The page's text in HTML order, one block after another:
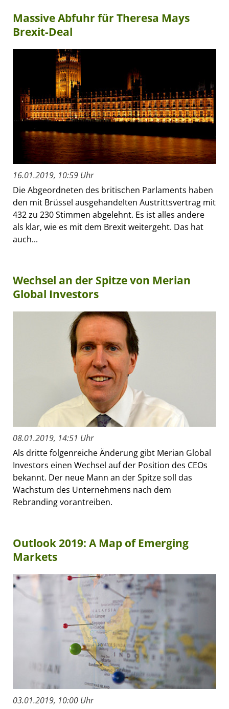
Massive Abfuhr für Theresa Mays
Brexit-Deal
16.01.2019, 10:59 Uhr
Die Abgeordneten des britischen Parlaments haben
den mit Brüssel ausgehandelten Austrittsvertrag mit
432 zu 230 Stimmen abgelehnt. Es ist alles andere
als klar, wie es mit dem Brexit weitergeht. Das hat
auch...
Wechsel an der Spitze von Merian
Global Investors
08.01.2019, 14:51 Uhr
Als dritte folgenreiche Änderung gibt Merian Global
Investors einen Wechsel auf der Position des CEOs
bekannt. Der neue Mann an der Spitze soll das
Wachstum des Unternehmens nach dem
Rebranding vorantreiben.
Outlook 2019: A Map of Emerging
Markets
03.01.2019, 10:00 Uhr